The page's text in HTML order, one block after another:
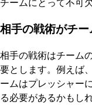
チームにとって不可欠
相手の戦術がチ
相手の戦術はチーム
要とします。例えば
ームはプレッシャー
る必要があるかもし